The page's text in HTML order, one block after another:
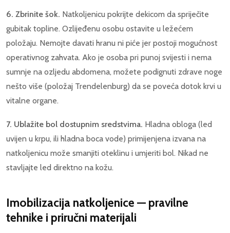
6. Zbrinite šok. Natkoljenicu pokrijte dekicom da spriječite
gubitak topline. Ozlijeđenu osobu ostavite u ležećem
položaju. Nemojte davati hranu ni piće jer postoji mogućnost
operativnog zahvata. Ako je osoba pri punoj svijesti i nema
sumnje na ozljedu abdomena, možete podignuti zdrave noge
nešto više (položaj Trendelenburg) da se poveća dotok krvi u
vitalne organe.
7. Ublažite bol dostupnim sredstvima. Hladna obloga (led
uvijen u krpu, ili hladna boca vode) primijenjena izvana na
natkoljenicu može smanjiti oteklinu i umjeriti bol. Nikad ne
stavljajte led direktno na kožu.
Imobilizacija natkoljenice — pravilne
tehnike i priručni materijali